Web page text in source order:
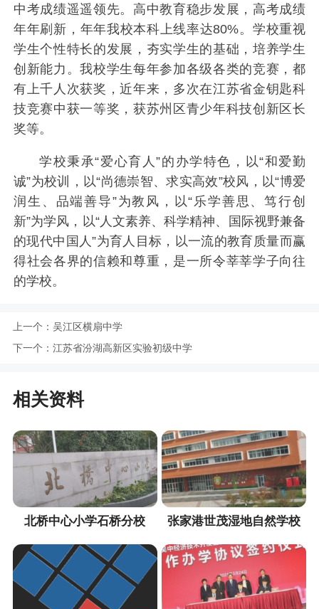
中考成绩遥遥领先。高中教育稳步发展，高考成绩
年年刷新，年年我校本科上线率达80%。学校重视
学生个性特长的发展，夯实学生的基础，培养学生
创新能力。我校学生每年参加各级各类的竞赛，都
有上千人次获奖，近年来，多次在江苏省金钥匙科
技竞赛中获一等奖，获苏州区青少年科技创新区长
奖等。
学校秉承“爱心育人”的办学特色，以“和爱勤
诚”为校训，以“尚德崇智、求实高效”校风，以“博爱
润生、品端善导”为教风，以“乐学善思、笃行创
新”为学风，以“人文素养、科学精神、国际视野兼备
的现代中国人”为育人目标，以一流的教育质量而赢
得社会各界的信赖和尊重，是一所令莘莘学子向往
的学校。
上一个： 吴江区横扇中学
下一个： 江苏省汾湖高新区实验初级中学
相关资料
北桥中心小学石桥分校 张家港世茂湿地自然学校